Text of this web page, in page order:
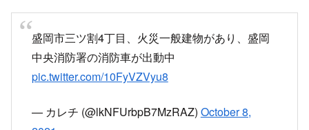
盛岡市三ツ割4丁目、火災一般建物があり、盛岡
中央消防署の消防車が出動中
pic.twitter.com/10FyVZVyu8
— カレチ (@lkNFUrbpB7MzRAZ) October 8,